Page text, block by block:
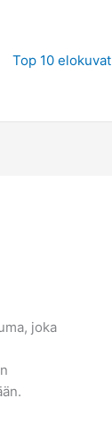
Top 10 elokuvat
joka